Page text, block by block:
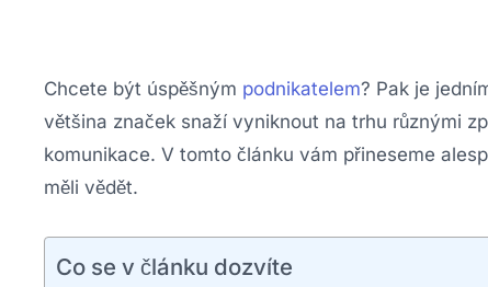
Chcete být úspěšným podnikatelem? Pak je
většina značek snaží vyniknout na trhu různými
komunikace. V tomto článku vám přineseme
měli vědět.
Co se v článku dozvíte